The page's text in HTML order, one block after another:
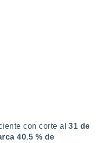
con corte al31 de
40.5 % de